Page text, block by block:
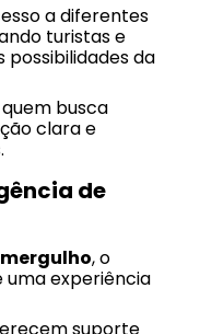
a diferentes
turistas e
da
busca
clara e
de
, o
experiência
suporte